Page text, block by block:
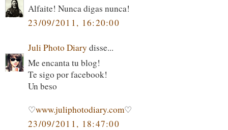
Alfaite! Nunca digas nunca!
23/09/2011, 16:20:00
Juli Photo Diary disse...
Me encanta tu blog!
Te sigo por facebook!
Un beso
♡www.juliphotodiary.com♡
23/09/2011, 18:47:00